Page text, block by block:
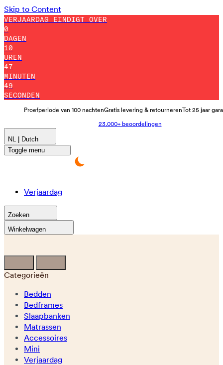
Skip to Content
VERJAARDAG EINDIGT OVER
0
DAGEN
10
UREN
47
MINUTEN
43
SECONDEN
Proefperiode van 100 nachtenGratis levering & retournerenTot 25 jaar
23.000+ beoordelingen
NL | Dutch
Toggle menu
Verjaardag
Zoeken
Winkelwagen
Categorieën
Bedden
Bedframes
Slaapbanken
Matrassen
Accessoires
Mini
Verjaardag